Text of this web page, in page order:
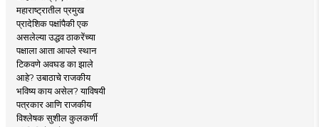
महाराष्ट्रातील प्रमुख
प्रादेशिक पक्षांपैकी एक
असलेल्या उद्धव ठाकरेंच्या
पक्षाला आता आपले स्थान
टिकवणे अवघड का झाले
आहे? उबाठाचे राजकीय
भविष्य काय असेल? याविषयी
पत्रकार आणि राजकीय
विश्लेषक सुशील कुलकर्णी